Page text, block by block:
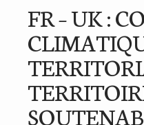
FR – UK :